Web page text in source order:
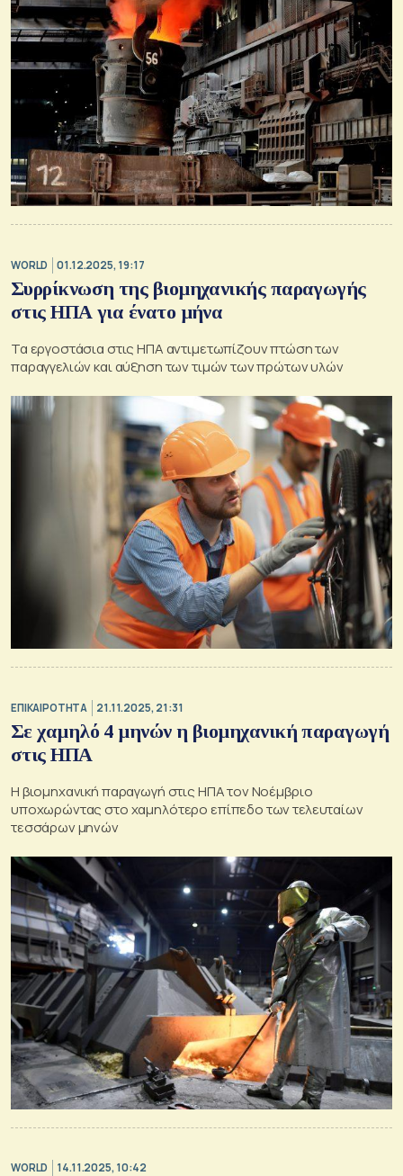
WORLD 01.12.2025, 19:17
Συρρίκνωση της βιομηχανικής παραγωγής
στις ΗΠΑ για ένατο μήνα
Τα εργοστάσια στις ΗΠΑ αντιμετωπίζουν πτώση των
παραγγελιών και αύξηση των τιμών των πρώτων υλών
ΕΠΙΚΑΙΡΟΤΗΤΑ 21.11.2025, 21:31
Σε χαμηλό 4 μηνών η βιομηχανική παραγωγή
στις ΗΠΑ
Η βιομηχανική παραγωγή στις ΗΠΑ τον Νοέμβριο
υποχωρώντας στο χαμηλότερο επίπεδο των τελευταίων
τεσσάρων μηνών
WORLD 14.11.2025, 10:42